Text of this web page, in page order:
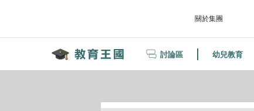
關於集團
討論區 幼兒教育